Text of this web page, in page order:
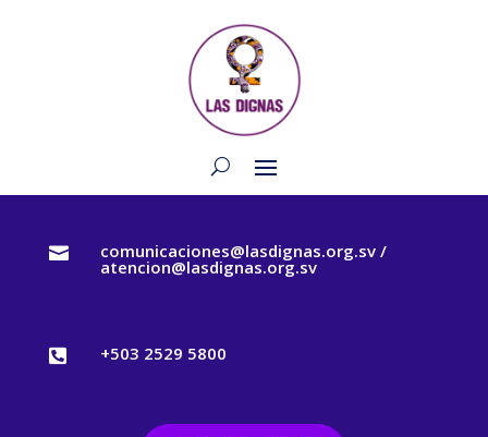
 comunicaciones@lasdignas.org.sv /
atencion@lasdignas.org.sv
 +503 2529 5800